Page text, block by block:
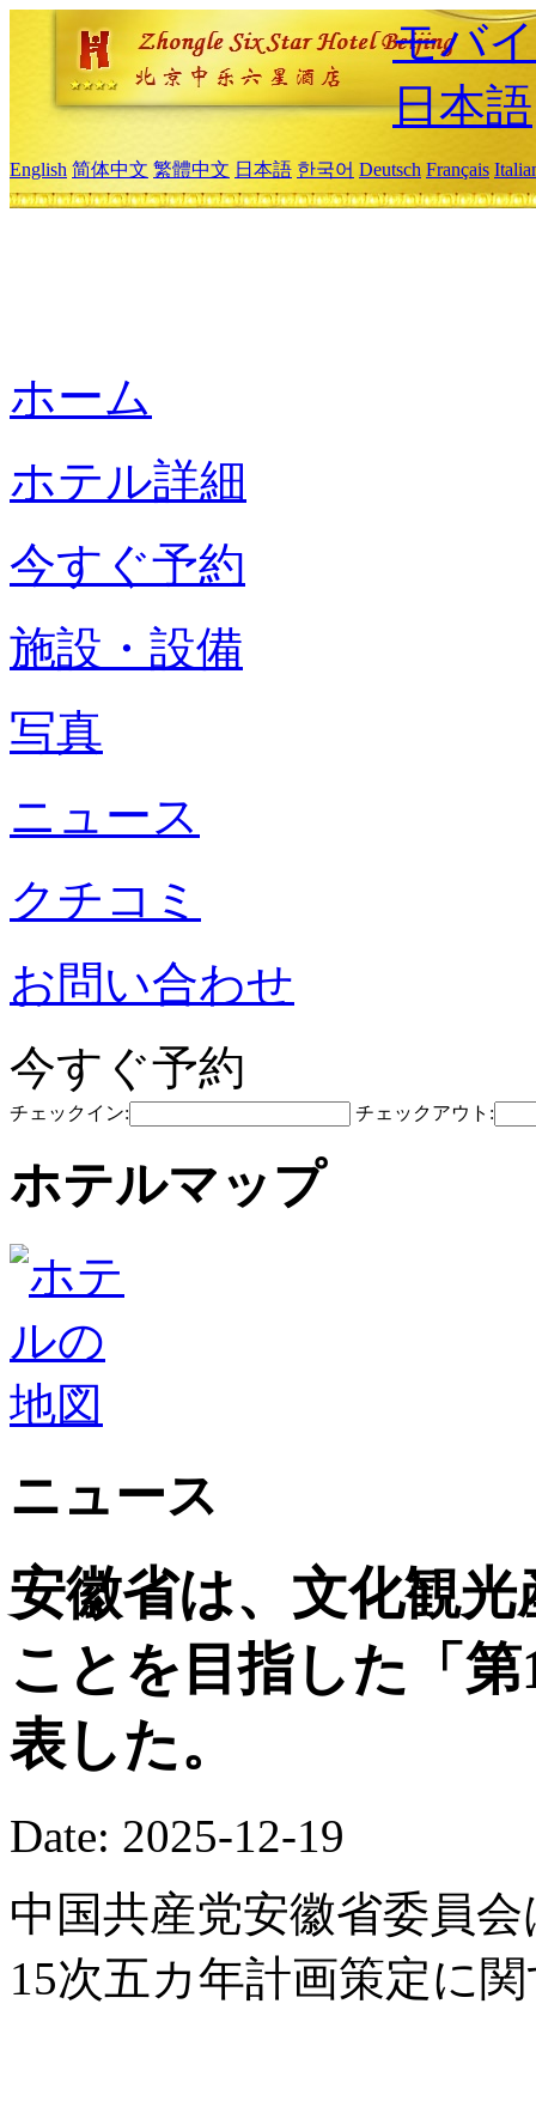
モバ
日本語
English 简体中文 繁體中文 日本語 한국어 Deutsch Français
ホーム
ホテル詳細
今すぐ予約
施設・設備
写真
ニュース
クチコミ
お問い合わせ
今すぐ予約
チェックイン: チェックアウト:
ホテルマップ
ニュース
安徽省は、文化観
ことを目指した「
表した。
Date: 2025-12-19
中国共産党安徽省委員
15次五カ年計画策定に